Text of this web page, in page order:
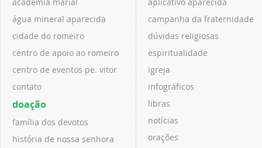
água mineral aparecida
cidade do romeiro
centro de apoio ao romeiro
centro de eventos pe. vitor
contato
doação
família dos devotos
história de nossa senhora
campanha da fraternidade
dúvidas religiosas
espiritualidade
igreja
infográficos
libras
notícias
orações